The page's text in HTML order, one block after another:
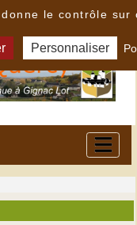
le contrôle sur
Personnaliser